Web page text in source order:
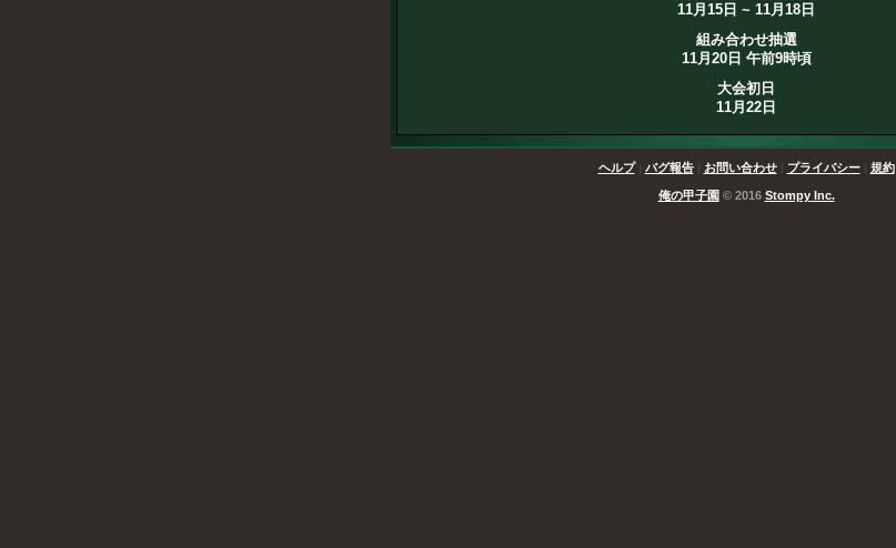
11月15日 ~ 11月18日
組み合わせ抽選
11月20日 午前9時頃
大会初日
11月22日
ヘルプ| バグ報告| お問い合わせ| プライバシー| 規約
俺の甲子園 © 2016 Stompy Inc.